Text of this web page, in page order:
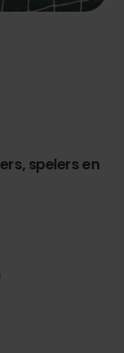
spelers en